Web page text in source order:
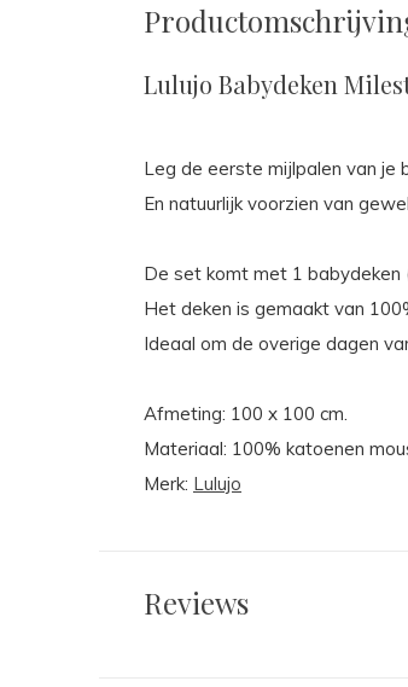
Lulujo Babydeken
Leg de eerste mijlpalen van je
En natuurlijk voorzien van
De set komt met 1 babydeken
Het deken is gemaakt van
Ideaal om de overige dagen
Afmeting: 100 x 100 cm.
Materiaal: 100% katoenen
Merk: Lulujo
Reviews